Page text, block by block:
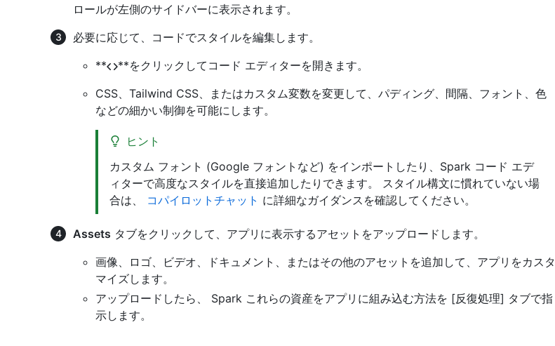
ロールが左側のサイドバーに表示されます。
必要に応じて、コードでスタイルを編集します。
**
**をクリックしてコード エディターを開きます。
CSS、Tailwind CSS、またはカスタム変数を変更して、パディング、間隔、フォント、色
などの細かい制御を可能にします。
ヒント
カスタム フォント (Google フォントなど) をインポートしたり、Spark コード エデ
ィターで高度なスタイルを直接追加したりできます。 スタイル構文に慣れていない場
合は、 コパイロットチャット に詳細なガイダンスを確認してください。
Assets タブをクリックして、アプリに表示するアセットをアップロードします。
画像、ロゴ、ビデオ、ドキュメント、またはその他のアセットを追加して、アプリをカスタ
マイズします。
アップロードしたら、 Spark これらの資産をアプリに組み込む方法を [反復処理] タブで指
示します。